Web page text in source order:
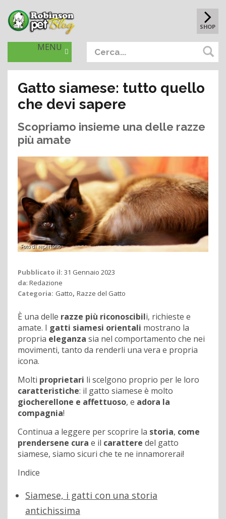
SHOP
MENU
Gatto siamese: tutto quello
che devi sapere
Scopriamo insieme una delle razze
più amate
Foto di repertorio
Pubblicato il: 31 Gennaio 2023
da: Redazione
Categoria: Gatto, Razze del Gatto
È una delle razze più riconoscibili, richieste e
amate. I gatti siamesi orientali mostrano la
propria eleganza sia nel comportamento che nei
movimenti, tanto da renderli una vera e propria
icona.
Molti proprietari li scelgono proprio per le loro
caratteristiche: il gatto siamese è molto
giocherellone e affettuoso, e adora la
compagnia!
Continua a leggere per scoprire la storia, come
prendersene cura e il carattere del gatto
siamese, siamo sicuri che te ne innamorerai!
Indice
Siamese, i gatti con una storia
antichissima